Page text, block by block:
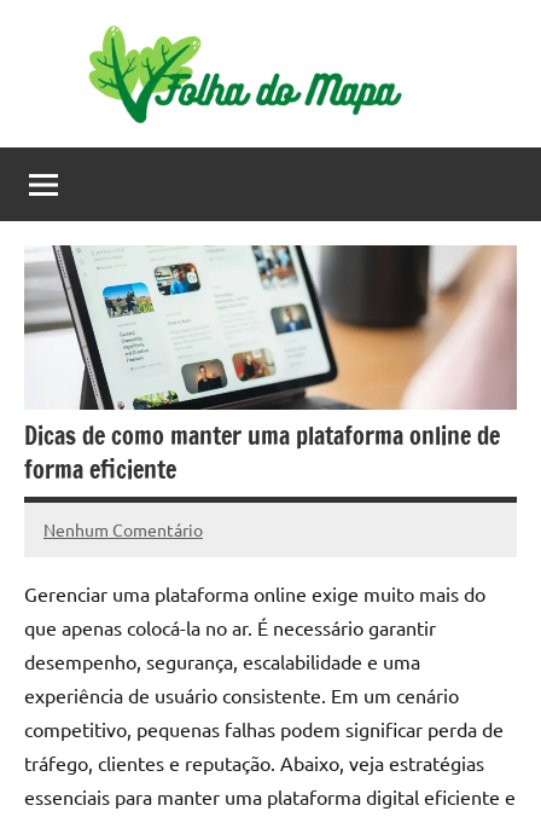
Dicas de como manter uma plataforma online de
forma eficiente
junho
2026
admin
Nenhum Comentário
Gerenciar uma plataforma online exige muito mais do
que apenas colocá-la no ar. É necessário garantir
desempenho, segurança, escalabilidade e uma
experiência de usuário consistente. Em um cenário
competitivo, pequenas falhas podem significar perda de
tráfego, clientes e reputação. Abaixo, veja estratégias
essenciais para manter uma plataforma digital eficiente e